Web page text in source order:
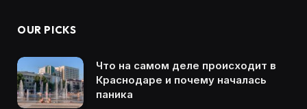
OUR PICKS
Что на самом деле происходит в
Краснодаре и почему началась
паника